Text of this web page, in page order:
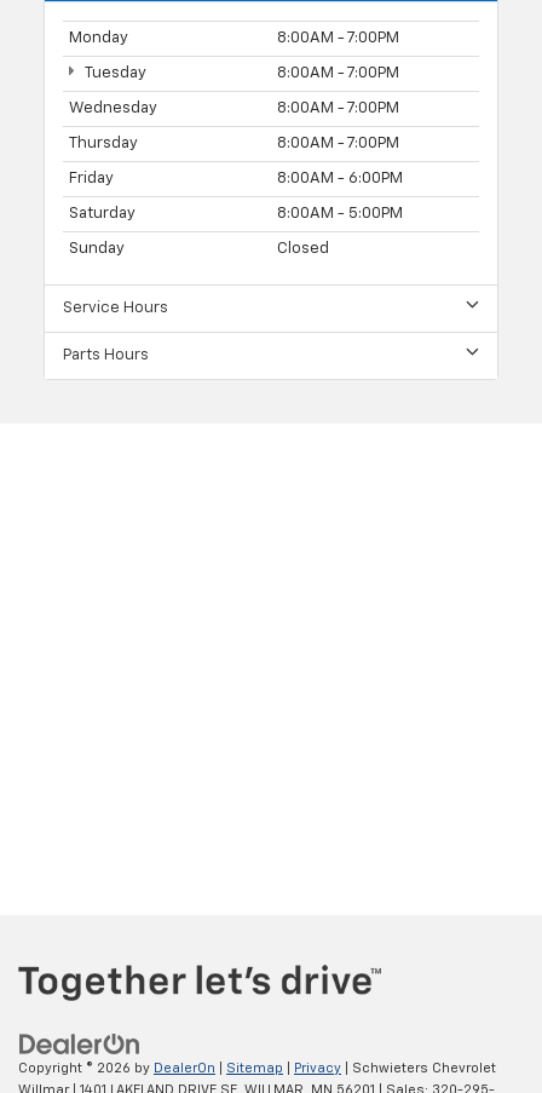
Monday 8:00AM - 7:00PM
Tuesday 8:00AM - 7:00PM
Wednesday 8:00AM - 7:00PM
Thursday 8:00AM - 7:00PM
Friday 8:00AM - 6:00PM
Saturday 8:00AM - 5:00PM
Sunday Closed
Service Hours
Parts Hours
Copyright © 2026 by DealerOn Sitemap Privacy | Schwieters Chevrolet
Willmar| 1401 LAKELAND DRIVE SE, WILLMAR, MN 56201 | Sales: 320-295-